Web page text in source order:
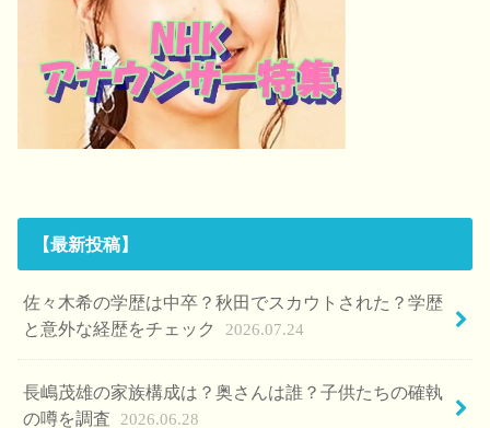
【最新投稿】
佐々木希の学歴は中卒？秋田でスカウトされた？学歴
と意外な経歴をチェック
2026.07.24
長嶋茂雄の家族構成は？奥さんは誰？子供たちの確執
の噂を調査
2026.06.28